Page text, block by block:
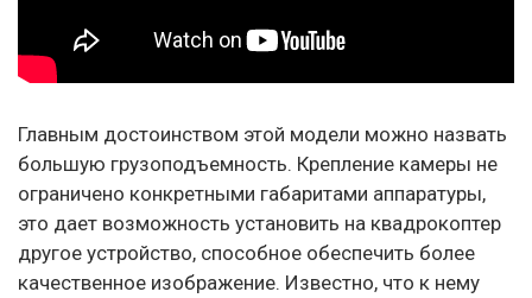
Главным достоинством этой модели можно назвать
большую грузоподъемность. Крепление камеры не
ограничено конкретными габаритами аппаратуры,
это дает возможность установить на квадрокоптер
другое устройство, способное обеспечить более
качественное изображение. Известно, что к нему